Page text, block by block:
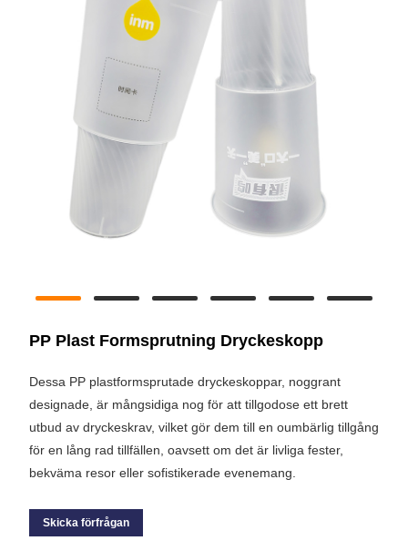
PP Plast Formsprutning Dryckeskopp
Dessa PP plastformsprutade dryckeskoppar, noggrant
designade, är mångsidiga nog för att tillgodose ett brett
utbud av dryckeskrav, vilket gör dem till en oumbärlig tillgång
för en lång rad tillfällen, oavsett om det är livliga fester,
bekväma resor eller sofistikerade evenemang.
Skicka förfrågan